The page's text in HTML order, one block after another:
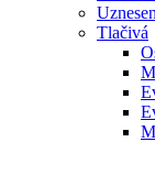
Tlačivá